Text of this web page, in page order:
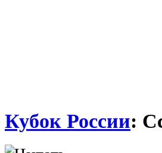
Кубок России: